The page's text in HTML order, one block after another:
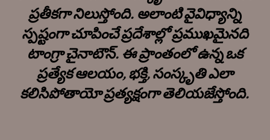
ప్రతీకగా నిలుస్తోంది. అలాంటి వైవిధ్యాన్ని
స్పష్టంగా చూపించే ప్రదేశాల్లో ప్రముఖమైనది
టాంగ్రా చైనాటౌన్. ఈ ప్రాంతంలో ఉన్న ఒక
ప్రత్యేక ఆలయం, భక్తి, సంస్కృతి ఎలా
కలిసిపోతాయో ప్రత్యక్షంగా తెలియజేస్తోంది.